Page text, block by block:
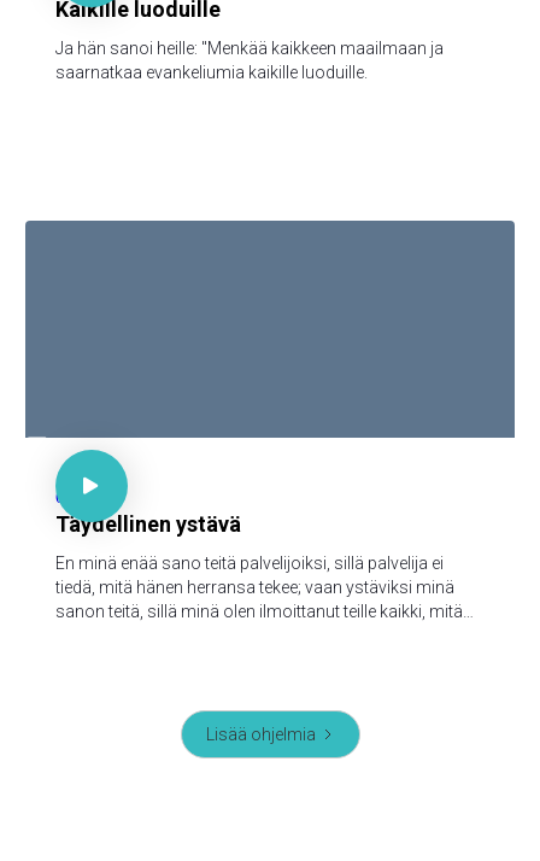
Kaikille luoduille
Ja hän sanoi heille: "Menkää kaikkeen maailmaan ja
saarnatkaa evankeliumia kaikille luoduille.
Joh 15:15

62
Täydellinen ystävä
En minä enää sano teitä palvelijoiksi, sillä palvelija ei
tiedä, mitä hänen herransa tekee; vaan ystäviksi minä
sanon teitä, sillä minä olen ilmoittanut teille kaikki, mitä
Lisää ohjelmia